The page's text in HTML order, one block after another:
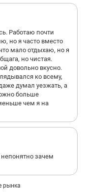
Работаю почти
но я часто вместо
мало отдыхаю, но я
но чистая.
довольно вкусно.
ко всему,
думал уезжать, а
больше
чем я на
зачем
рынка